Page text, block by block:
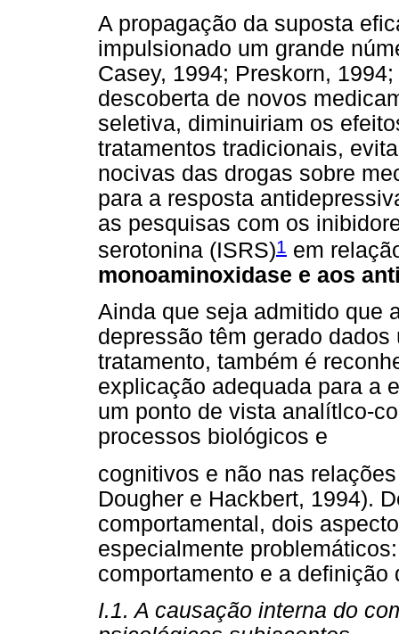
A propagação da suposta
impulsionado um grande
Casey, 1994; Preskorn,
descoberta de novos
seletiva, diminuiriam os
tratamentos tradicionais,
nocivas das drogas sobre
para a resposta
as pesquisas com os
serotonina (ISRS)1 em
monoaminoxidase e aos
Ainda que seja admitido que
depressão têm gerado
tratamento, também é
explicação adequada para a
um ponto de vista analítlco-
processos biológicos e
cognitivos e não nas
Dougher e Hackbert, 1994).
comportamental, dois
especialmente
comportamento e a
I.1. A causação interna do